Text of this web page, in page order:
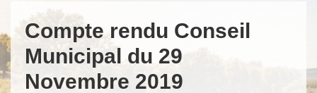
Compte rendu Conseil
Municipal du 29
Novembre 2019